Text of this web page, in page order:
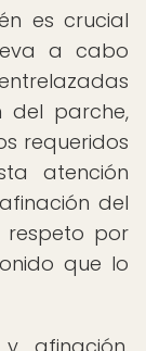
es crucial
a cabo
del parche,
requeridos
atención
del
respeto por
que lo